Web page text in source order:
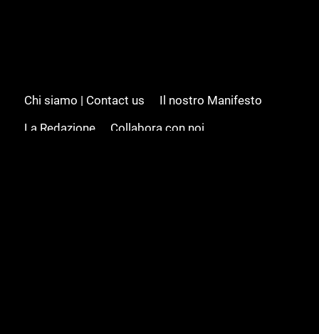
Chi siamo | Contact us
Il nostro Manifesto
La Redazione
Collabora con noi